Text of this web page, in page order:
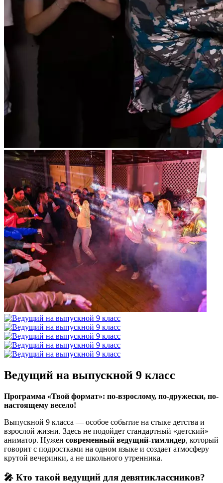
Ведущий на выпускной 9 класс
Программа «Твой формат»: по-взрослому, по-дружески, по-
настоящему весело!
Выпускной 9 класса — особое событие на стыке детства и
взрослой жизни. Здесь не подойдет стандартный «детский»
аниматор. Нужен современный ведущий-тимлидер, который
говорит с подростками на одном языке и создает атмосферу
крутой вечеринки, а не школьного утренника.
🎤 Кто такой ведущий для девятиклассников?